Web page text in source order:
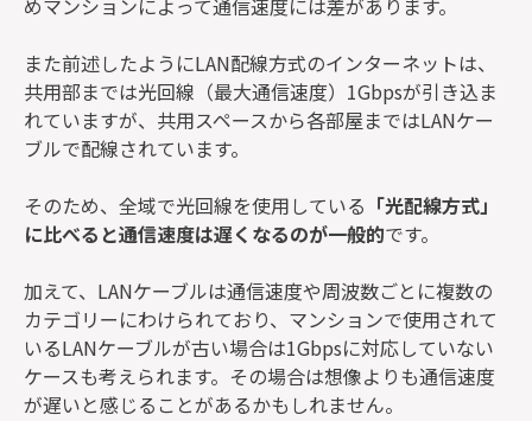
めマンションによって通信速度には差があります。
また前述したようにLAN配線方式のインターネットは、
共用部までは光回線（最大通信速度）1Gbpsが引き込ま
れていますが、共用スペースから各部屋まではLANケー
ブルで配線されています。
そのため、全域で光回線を使用している 「光配線方式」
に比べると通信速度は遅くなるのが一般的です。
加えて、LANケーブルは通信速度や周波数ごとに複数の
カテゴリーにわけられており、マンションで使用されて
いるLANケーブルが古い場合は1Gbpsに対応していない
ケースも考えられます。その場合は想像よりも通信速度
が遅いと感じることがあるかもしれません。